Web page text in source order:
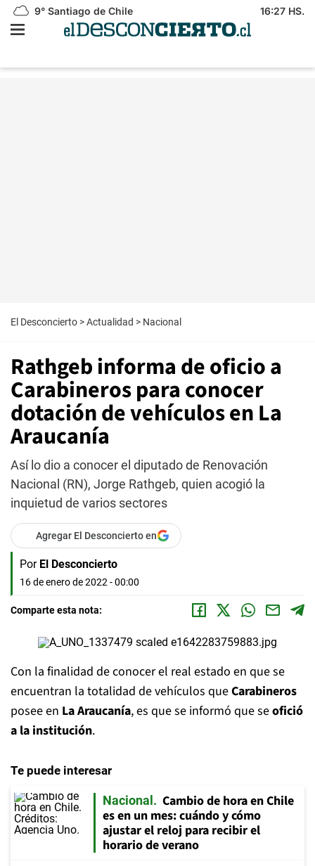
9° Santiago de Chile 16:27 HS.
El Desconcierto >Actualidad > Nacional
Rathgeb informa de oficio a
Carabineros para conocer
dotación de vehículos en La
Araucanía
Así lo dio a conocer el diputado de Renovación
Nacional (RN), Jorge Rathgeb, quien acogió la
inquietud de varios sectores
Agregar El Desconcierto en
Por El Desconcierto
16 de enero de 2022 - 00:00
Comparte esta nota:
Con la finalidad de conocer el real estado en que se
encuentran la totalidad de vehículos queCarabineros
posee en La Araucanía, es que se informó que seofició
a la institución.
Te puede interesar
Nacional
Cambio de hora en Chile
es en un mes: cuándo y cómo
ajustar el reloj para recibir el
horario de verano